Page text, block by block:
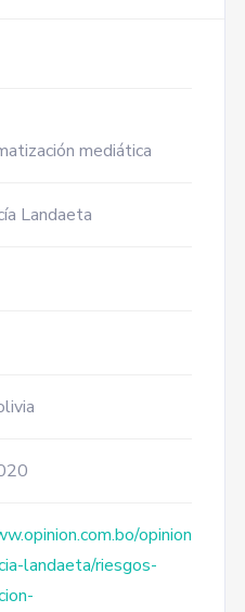
mediática
Landaeta
opinion
landaeta/riesgos-